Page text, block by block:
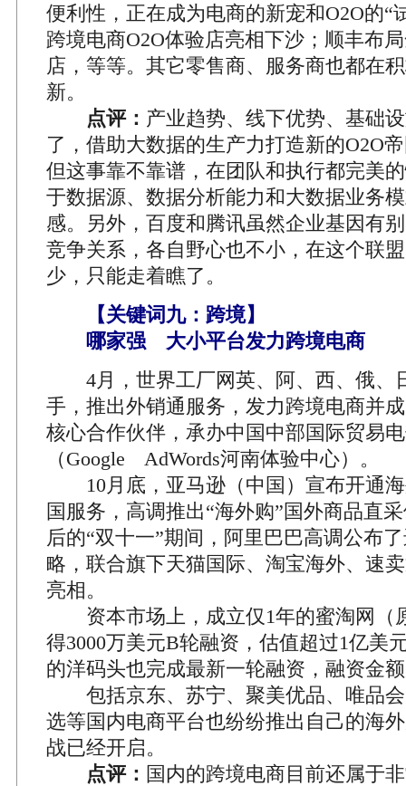
便利性，正在成为电商的新宠和O2O的“
跨境电商O2O体验店亮相下沙；顺丰布
店，等等。其它零售商、服务商也都在
新。
点评： 产业趋势、线下优势、基础
了，借助大数据的生产力打造新的O2O
但这事靠不靠谱，在团队和执行都完美
于数据源、数据分析能力和大数据业务
感。另外，百度和腾讯虽然企业基因有
竞争关系，各自野心也不小，在这个联
少，只能走着瞧了。
【关键词九：跨境】
哪家强 大小平台发力跨境电商
4月，世界工厂网英、阿、西、俄、
手，推出外销通服务，发力跨境电商并
核心合作伙伴，承办中国中部国际贸易
（Google AdWords河南体验中心）。
10月底，亚马逊（中国）宣布开通海
国服务，高调推出“海外购”国外商品直
后的“双十一”期间，阿里巴巴高调公布
略，联合旗下天猫国际、淘宝海外、速
亮相。
资本市场上，成立仅1年的蜜淘网（
得3000万美元B轮融资，估值超过1亿美
的洋码头也完成最新一轮融资，融资金
包括京东、苏宁、聚美优品、唯品会
选等国内电商平台也纷纷推出自己的海
战已经开启。
点评： 国内的跨境电商目前还属于